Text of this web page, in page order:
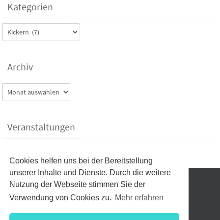
Cookies helfen uns bei der Bereitstellung
unserer Inhalte und Dienste. Durch die weitere
Nutzung der Webseite stimmen Sie der
Verwendung von Cookies zu. Mehr erfahren
Kategorien
Kategorien
Archiv
Archiv
Veranstaltungen
EDITOR